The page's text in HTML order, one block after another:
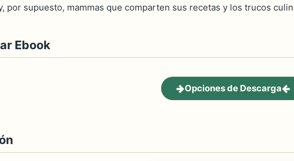
por supuesto, mammas que comparten sus recetas y los trucos
Ebook
Opciones de Descarga